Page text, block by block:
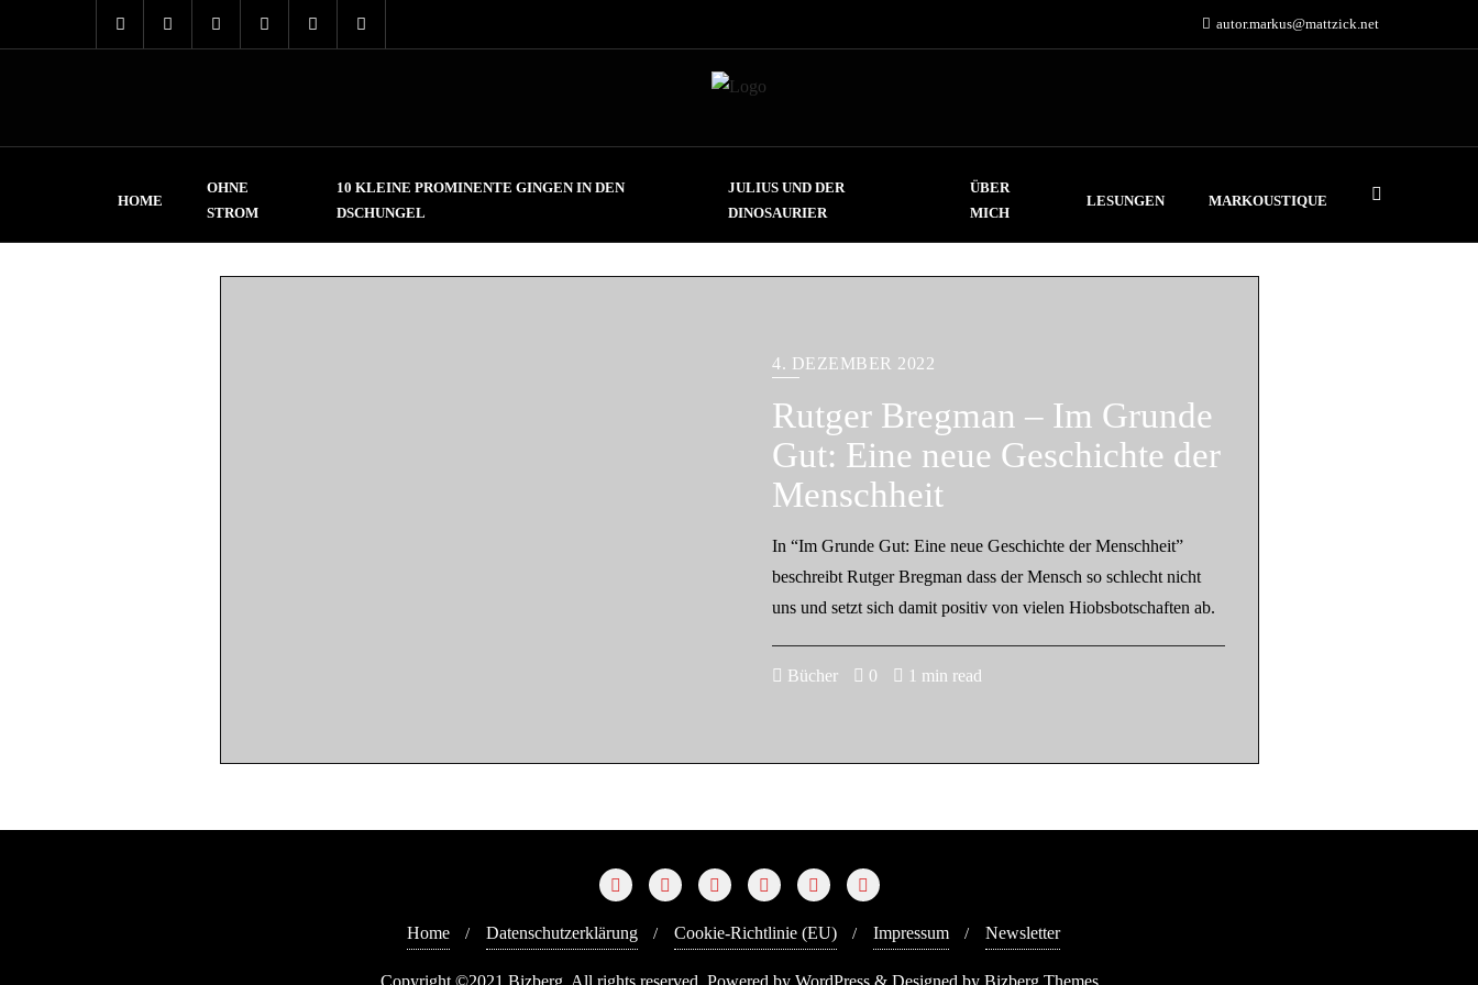
autor.markus@mattzick.net
HOME
OHNE
STROM
10 KLEINE PROMINENTE GINGEN IN DEN
DSCHUNGEL
JULIUS UND DER
DINOSAURIER
ÜBER
MICH
LESUNGEN MARKOUSTIQUE
4. DEZEMBER 2022
Rutger Bregman – Im Grunde
Gut: Eine neue Geschichte der
Menschheit
In “Im Grunde Gut: Eine neue Geschichte der Menschheit”
beschreibt Rutger Bregman dass der Mensch so schlecht nicht
uns und setzt sich damit positiv von vielen Hiobsbotschaften ab.
Bücher 0 1 min read
Home Datenschutzerklärung Cookie-Richtlinie (EU) Impressum Newsletter
Copyright ©2021 Bizberg. All rights reserved. Powered by WordPress & Designed by Bizberg Themes